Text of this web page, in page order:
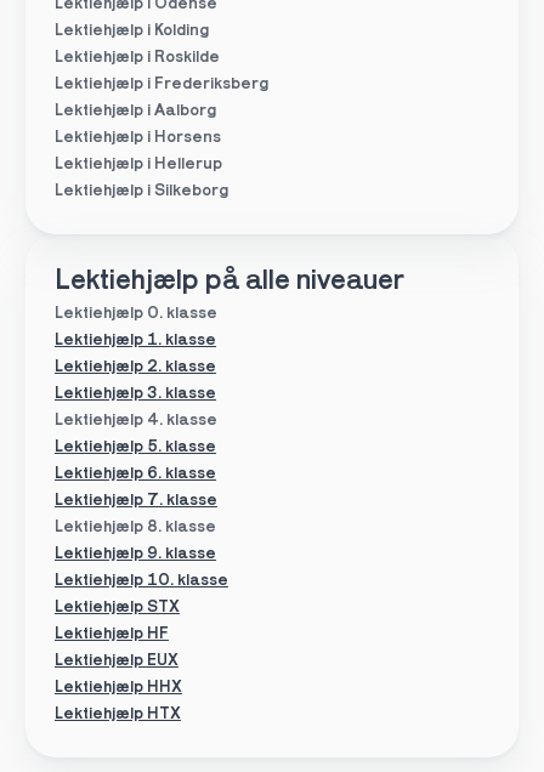
Lektiehjælp i Odense
Lektiehjælp i Kolding
Lektiehjælp i Roskilde
Lektiehjælp i Frederiksberg
Lektiehjælp i Aalborg
Lektiehjælp i Horsens
Lektiehjælp i Hellerup
Lektiehjælp i Silkeborg
Lektiehjælp på alle niveauer
Lektiehjælp 0. klasse
Lektiehjælp 4. klasse
Lektiehjælp 5. klasse
Lektiehjælp 8. klasse
Lektiehjælp 1. klasse
Lektiehjælp 6. klasse
Lektiehjælp 7. klasse
Lektiehjælp 2. klasse
Lektiehjælp 3. klasse
Lektiehjælp 9. klasse
Lektiehjælp 10. klasse
Lektiehjælp HF
Lektiehjælp EUX
Lektiehjælp STX
Lektiehjælp HHX
Lektiehjælp HTX